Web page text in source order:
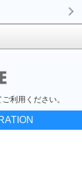
利用ください。